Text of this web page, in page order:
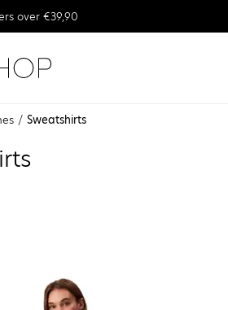
over €39,90
Sweatshirts